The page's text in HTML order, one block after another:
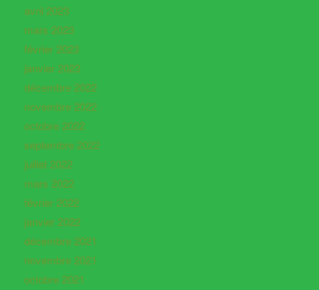
avril 2023
mars 2023
février 2023
janvier 2023
décembre 2022
novembre 2022
octobre 2022
septembre 2022
juillet 2022
mars 2022
février 2022
janvier 2022
décembre 2021
novembre 2021
octobre 2021